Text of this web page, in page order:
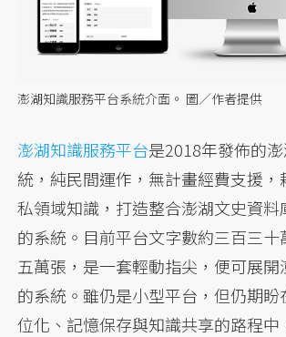
澎湖知識服務平台系統介面。 圖／作者提供
澎湖知識服務平台是2018年發佈的
統，純民間運作，無計畫經費支援
私領域知識，打造整合澎湖文史資
的系統。目前平台文字數約三百三十
五萬張，是一套輕動指尖，便可展開
的系統。雖仍是小型平台，但仍期
位化、記憶保存與知識共享的路程中